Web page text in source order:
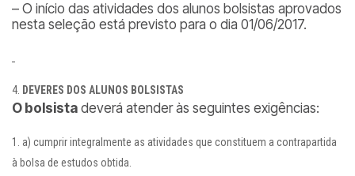
– O início das atividades dos alunos bolsistas aprovados
nesta seleção está previsto para o dia 01/06/2017.
DEVERES DOS ALUNOS BOLSISTAS
O bolsista deverá atender às seguintes exigências:
a) cumprir integralmente as atividades que constituem a contrapartida
à bolsa de estudos obtida.